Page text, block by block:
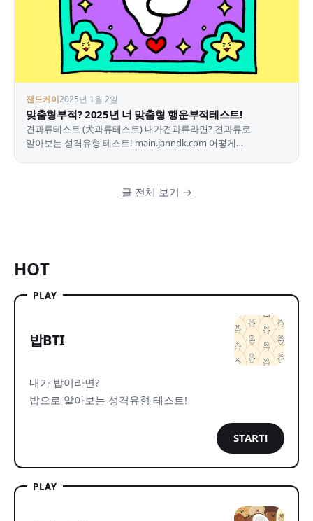
잰드케이2025년 1월 2일
맞춤형부적? 2025년 너 맞춤형 행운부적테스트!
견과류테스트 (犬과류테스트) 내가견과류라면? 견과류로
알아보는 성격유형 테스트! main.janndk.com 어떻게
글 전체 보기 →
HOT
PLAY
밥BTI
내가 밥이라면?
밥으로 알아보는 성격유형 테스트!
START!
PLAY